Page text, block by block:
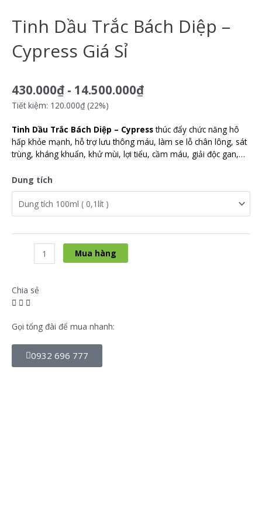
Tinh Dầu Trắc Bách Diệp –
Cypress Giá Sỉ
430.000₫ - 14.500.000₫
Tiết kiệm: 120.000₫ (22%)
Tinh Dầu Trắc Bách Diệp – Cypressthúc đẩy chức năng hô
hấp khỏe mạnh, hỗ trợ lưu thông máu, làm se lỗ chân lông, sát
trùng, kháng khuẩn, khử mùi, lợi tiểu, cầm máu, giải độc gan,…
Dung tích
Mua hàng
Chia sẻ
Gọi tổng đài để mua nhanh:
0932 696 777